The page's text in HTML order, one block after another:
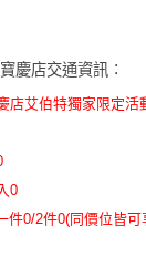
寶慶店交通資訊∶
店艾伯特獨家限定活
0
件0/2件0(同價位皆可